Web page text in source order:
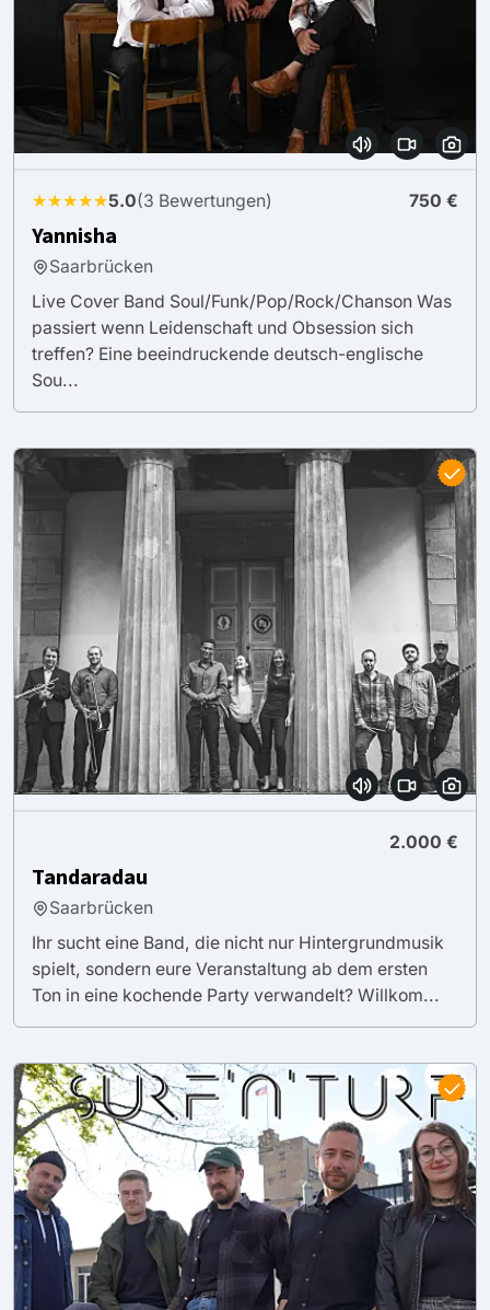
★★★★★5.0(3 Bewertungen) 750 €
Yannisha
Saarbrücken
Live Cover Band Soul/Funk/Pop/Rock/Chanson Was
passiert wenn Leidenschaft und Obsession sich
treffen? Eine beeindruckende deutsch-englische
Sou...
2.000 €
Tandaradau
Saarbrücken
Ihr sucht eine Band, die nicht nur Hintergrundmusik
spielt, sondern eure Veranstaltung ab dem ersten
Ton in eine kochende Party verwandelt? Willkom...